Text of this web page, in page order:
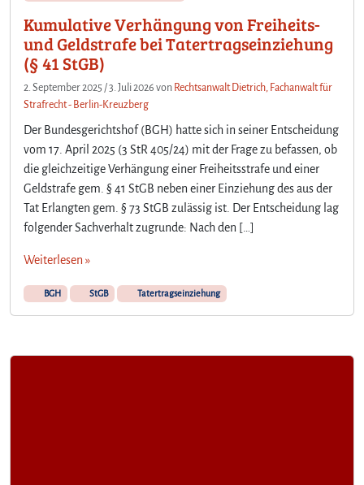
Kumulative Verhängung von Freiheits-
und Geldstrafe bei Tatertragseinziehung
(§ 41 StGB)
2. September 2025 /3. Juli 2026 von Rechtsanwalt Dietrich, Fachanwalt für
Strafrecht - Berlin-Kreuzberg
Der Bundesgerichtshof (BGH) hatte sich in seiner Entscheidung
vom 17. April 2025 (3 StR 405/24) mit der Frage zu befassen, ob
die gleichzeitige Verhängung einer Freiheitsstrafe und einer
Geldstrafe gem. § 41 StGB neben einer Einziehung des aus der
Tat Erlangten gem. § 73 StGB zulässig ist. Der Entscheidung lag
folgender Sachverhalt zugrunde: Nach den […]
Weiterlesen »
BGH StGB Tatertragseinziehung